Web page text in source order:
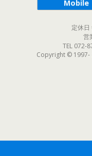
Mobile
定休日
営
TEL 072-
Copyright © 1997-